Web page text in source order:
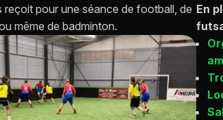
reçoit pour une séance de football, de
même de badminton.
En